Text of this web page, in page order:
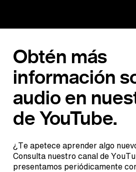
Obtén más
información
audio en
de YouTube.
¿Te apetece aprender algo
Consulta nuestro canal de
presentamos periódicamente